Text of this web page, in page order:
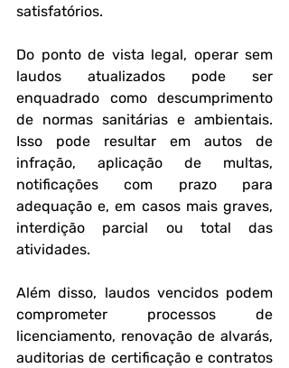
satisfatórios.
Do ponto de vista legal, operar sem
laudos atualizados pode ser
enquadrado como descumprimento
de normas sanitárias e ambientais.
Isso pode resultar em autos de
infração, aplicação de multas,
notificações com prazo para
adequação e, em casos mais graves,
interdição parcial ou total das
atividades.
Além disso, laudos vencidos podem
comprometer processos de
licenciamento, renovação de alvarás,
auditorias de certificação e contratos